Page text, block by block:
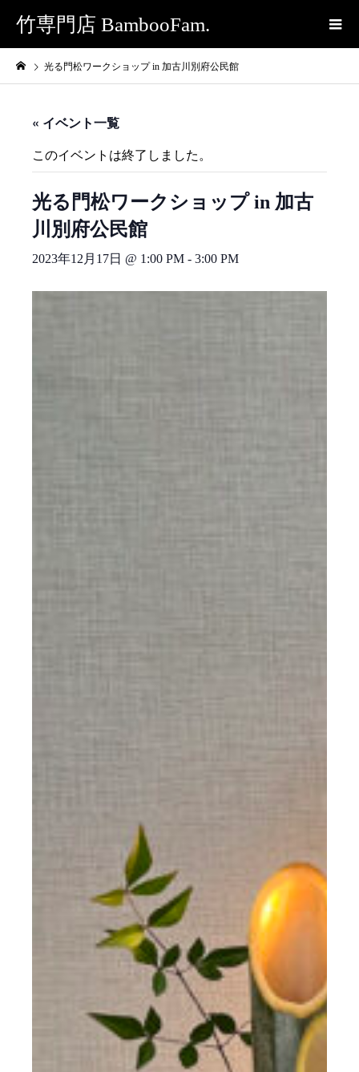
竹専門店 BambooFam.
光る門松ワークショップ in 加古川別府公民館
« イベント一覧
このイベントは終了しました。
光る門松ワークショップ in 加古
川別府公民館
2023年12月17日 @ 1:00 PM - 3:00 PM